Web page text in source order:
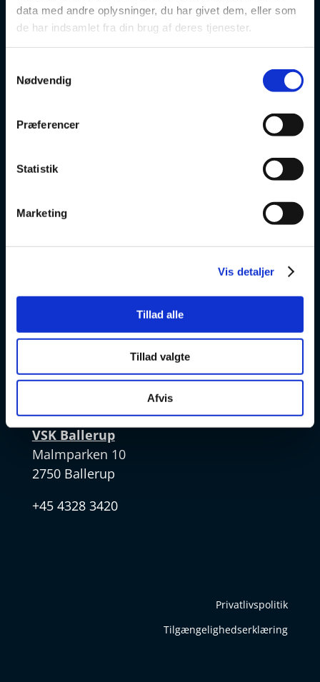
data med andre oplysninger, du har givet dem, eller som
de har indsamlet fra din brug af deres tjenester.
Nødvendig
Præferencer
Statistik
Marketing
Vis detaljer
Tillad alle
Tillad valgte
Afvis
Prøver
2600 Glostrup
+ 45 4328 3500
v
v
VSK Ballerup
Malmparken 10
2750 Ballerup
+45 4328 3420
Privatlivspolitik
Tilgængelighedserklæring